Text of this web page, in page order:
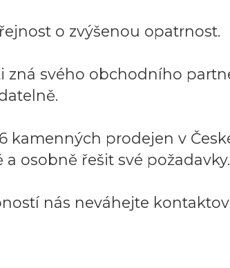
o zvýšenou opatrnost.
zná svého obchodního
kamenných prodejen v
osobně řešit své požadavky.
nás neváhejte